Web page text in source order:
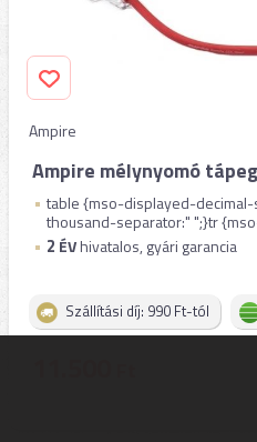
Ampire
Ampire mélynyomó
table {mso-displayed-
thousand-separator:" ";}tr
2 ÉVhivatalos, gyári garancia
Szállítási díj: 990 Ft-tól